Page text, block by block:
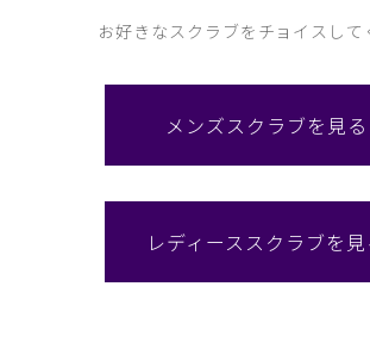
お好きなスクラブをチョイスして
メンズスクラブを見る
レディーススクラブを見